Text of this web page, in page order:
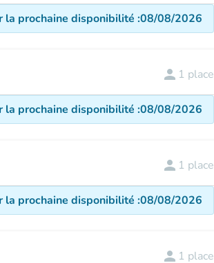
la prochaine disponibilité :08/08/2026
person 1 place
la prochaine disponibilité :08/08/2026
person 1 place
la prochaine disponibilité :08/08/2026
person 1 place